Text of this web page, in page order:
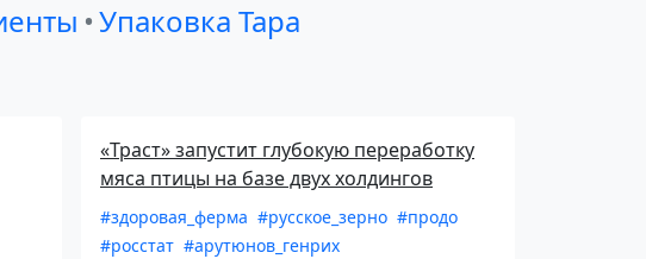
•Упаковка Тара
«Траст» запустит глубокую переработку
мяса птицы на базе двух холдингов
#здоровая_ферма #русское_зерно #продо
#росстат #арутюнов_генрих